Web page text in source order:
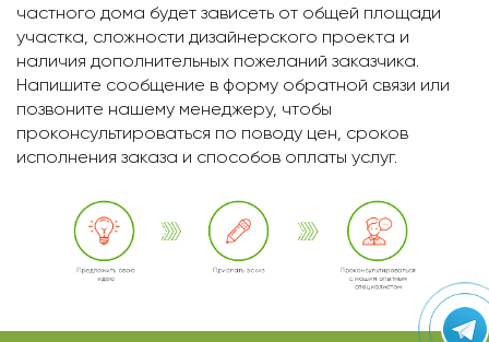
частного дома будет зависеть от общей площади
участка, сложности дизайнерского проекта и
наличия дополнительных пожеланий заказчика.
Напишите сообщение в форму обратной связи или
позвоните нашему менеджеру, чтобы
проконсультироваться по поводу цен, сроков
исполнения заказа и способов оплаты услуг.